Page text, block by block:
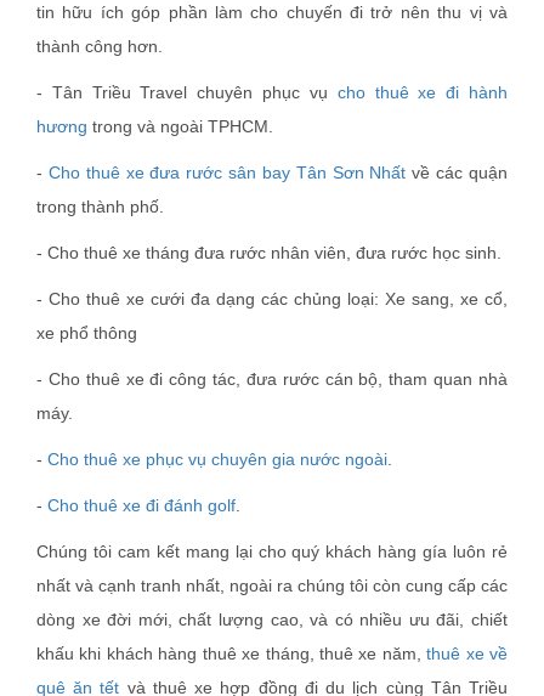
tin hữu ích góp phần làm cho chuyến đi trở nên thu vị và
thành công hơn.
- Tân Triều Travel chuyên phục vụ cho thuê xe đi hành
hương trong và ngoài TPHCM.
- Cho thuê xe đưa rước sân bay Tân Sơn Nhất về các quận
trong thành phố.
- Cho thuê xe tháng đưa rước nhân viên, đưa rước học sinh.
- Cho thuê xe cưới đa dạng các chủng loại: Xe sang, xe cổ,
xe phổ thông
- Cho thuê xe đi công tác, đưa rước cán bộ, tham quan nhà
máy.
- Cho thuê xe phục vụ chuyên gia nước ngoài
- Cho thuê xe đi đánh golf
Chúng tôi cam kết mang lại cho quý khách hàng gía luôn rẻ
nhất và cạnh tranh nhất, ngoài ra chúng tôi còn cung cấp các
dòng xe đời mới, chất lượng cao, và có nhiều ưu đãi, chiết
khấu khi khách hàng thuê xe tháng, thuê xe năm,thuê xe về
quê ăn tết và thuê xe hợp đồng đi du lịch cùng Tân Triều